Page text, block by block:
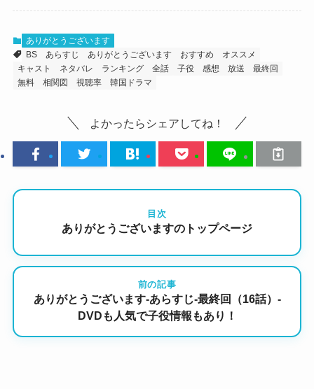
ありがとうございます
BS
あらすじ ありがとうございます おすすめ
オススメ
キャスト
ネタバレ ランキング 全話 子役 感想 放送
最終回
無料
相関図 視聴率 韓国ドラマ
よかったらシェアしてね！
目次
ありがとうございますのトップページ
前の記事
ありがとうございます-あらすじ-最終回（16話）-
DVDも人気で子役情報もあり！